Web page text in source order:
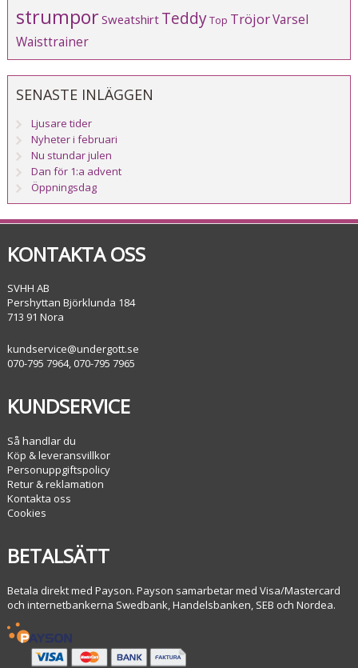
strumporSweatshirt TeddyTop TröjorVarsel
Waisttrainer
SENASTE INLÄGGEN
Ljusare tider
Nyheter i februari
Nu stundar julen
Dan för 1:a advent
Öppningsdag
KONTAKTA OSS
SVHH AB
Pershyttan Björklunda 184
713 91 Nora
kundservice@undergott.se
070-795 7964, 070-795 7965
KUNDSERVICE
Så handlar du
Köp & leveransvillkor
Personuppgiftspolicy
Retur & reklamation
Kontakta oss
Cookies
BETALSÄTT
Betala direkt med Payson. Payson samarbetar med Visa/Mastercard
och internetbankerna Swedbank, Handelsbanken, SEB och Nordea.